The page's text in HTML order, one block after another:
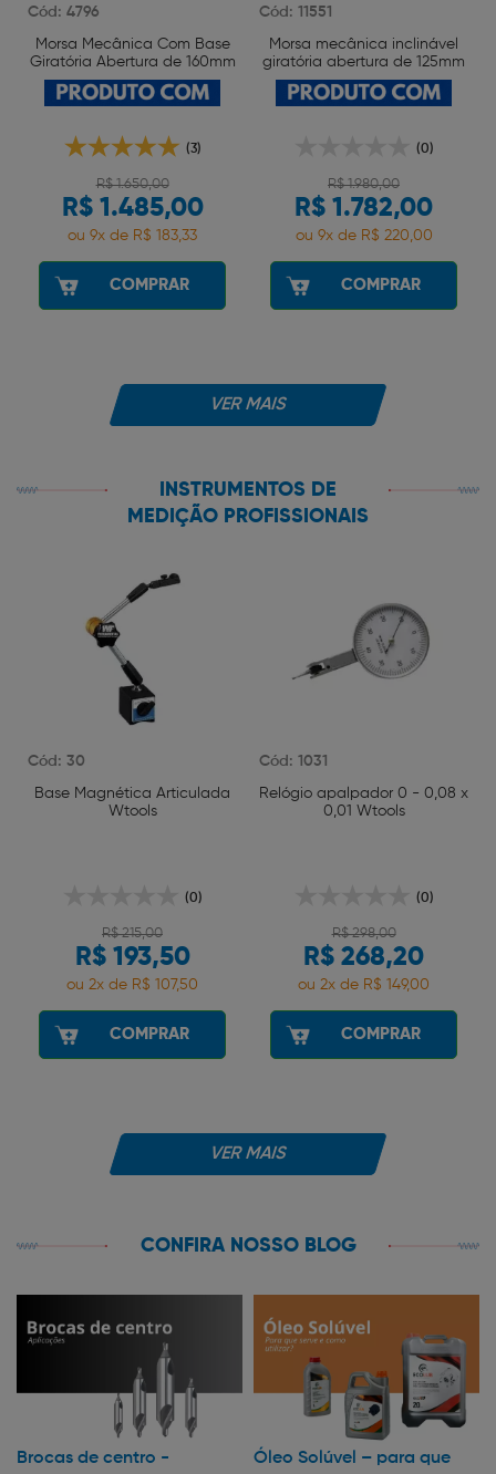
Cód: 4796
Morsa Mecânica Com Base
Giratória Abertura de 160mm
Wtools
(3)
R$ 1.650,00
R$ 1.485,00
ou 9x de R$ 183,33
COMPRAR
Cód: 11551
Morsa mecânica inclinável
giratória abertura de 125mm
Wtools
(0)
R$ 1.980,00
R$ 1.782,00
ou 9x de R$ 220,00
COMPRAR
VER MAIS
INSTRUMENTOS DE
MEDIÇÃO PROFISSIONAIS
Cód: 30
Base Magnética Articulada
Wtools
(0)
R$ 215,00
R$ 193,50
ou 2x de R$ 107,50
COMPRAR
Cód: 1031
Relógio apalpador 0 - 0,08 x
0,01 Wtools
(0)
R$ 298,00
R$ 268,20
ou 2x de R$ 149,00
COMPRAR
VER MAIS
CONFIRA NOSSO BLOG
Brocas de centro -
Óleo Solúvel – para que